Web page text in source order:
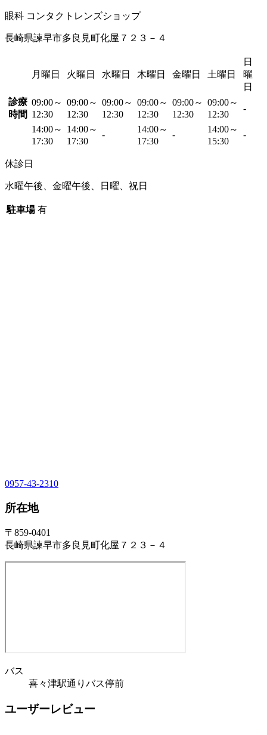
眼科 コンタクトレンズショップ
長崎県諫早市多良見町化屋７２３－４
月曜日 火曜日 水曜日 木曜日 金曜日 土曜日
日
曜
日
診療
時間
09:00～
12:30
09:00～
12:30
09:00～
12:30
09:00～
12:30
09:00～
12:30
09:00～
12:30
-
14:00～
17:30
14:00～
17:30
-
14:00～
17:30
-
14:00～
15:30
-
休診日
水曜午後、金曜午後、日曜、祝日
駐車場 有
0957-43-2310
所在地
〒859-0401
長崎県諫早市多良見町化屋７２３－４
バス
喜々津駅通りバス停前
ユーザーレビュー